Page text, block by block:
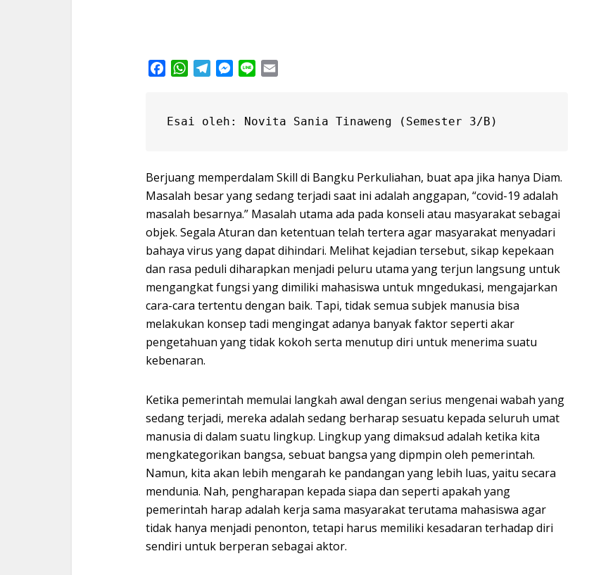
FacebookWhatsApp
TelegramMessenger
Line
Esai oleh: Novita Sania Tinaweng (Semester 3/B)
Berjuang memperdalam Skill di Bangku Perkuliahan, buat apa jika hanya Diam.
Masalah besar yang sedang terjadi saat ini adalah anggapan, “covid-19 adalah
masalah besarnya.” Masalah utama ada pada konseli atau masyarakat sebagai
objek. Segala Aturan dan ketentuan telah tertera agar masyarakat menyadari
bahaya virus yang dapat dihindari. Melihat kejadian tersebut, sikap kepekaan
dan rasa peduli diharapkan menjadi peluru utama yang terjun langsung untuk
mengangkat fungsi yang dimiliki mahasiswa untuk mngedukasi, mengajarkan
cara-cara tertentu dengan baik. Tapi, tidak semua subjek manusia bisa
melakukan konsep tadi mengingat adanya banyak faktor seperti akar
pengetahuan yang tidak kokoh serta menutup diri untuk menerima suatu
kebenaran.
Ketika pemerintah memulai langkah awal dengan serius mengenai wabah yang
sedang terjadi, mereka adalah sedang berharap sesuatu kepada seluruh umat
manusia di dalam suatu lingkup. Lingkup yang dimaksud adalah ketika kita
mengkategorikan bangsa, sebuat bangsa yang dipmpin oleh pemerintah.
Namun, kita akan lebih mengarah ke pandangan yang lebih luas, yaitu secara
mendunia. Nah, pengharapan kepada siapa dan seperti apakah yang
pemerintah harap adalah kerja sama masyarakat terutama mahasiswa agar
tidak hanya menjadi penonton, tetapi harus memiliki kesadaran terhadap diri
sendiri untuk berperan sebagai aktor.